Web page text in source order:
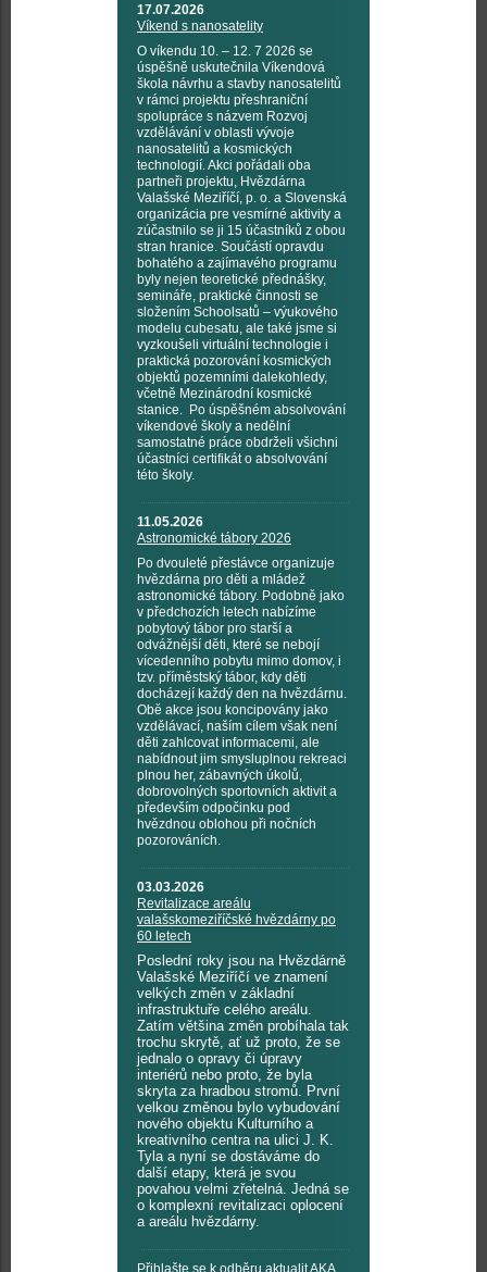
17.07.2026
Víkend s nanosatelity
O víkendu 10. – 12. 7 2026 se
úspěšně uskutečnila Víkendová
škola návrhu a stavby nanosatelitů
v rámci projektu přeshraniční
spolupráce s názvem Rozvoj
vzdělávání v oblasti vývoje
nanosatelitů a kosmických
technologií. Akci pořádali oba
partneři projektu, Hvězdárna
Valašské Meziříčí, p. o. a Slovenská
organizácia pre vesmírné aktivity a
zúčastnilo se ji 15 účastníků z obou
stran hranice. Součástí opravdu
bohatého a zajímavého programu
byly nejen teoretické přednášky,
semináře, praktické činnosti se
složením Schoolsatů – výukového
modelu cubesatu, ale také jsme si
vyzkoušeli virtuální technologie i
praktická pozorování kosmických
objektů pozemními dalekohledy,
včetně Mezinárodní kosmické
stanice. Po úspěšném absolvování
víkendové školy a nedělní
samostatné práce obdrželi všichni
účastníci certifikát o absolvování
této školy.
11.05.2026
Astronomické tábory 2026
Po dvouleté přestávce organizuje
hvězdárna pro děti a mládež
astronomické tábory. Podobně jako
v předchozích letech nabízíme
pobytový tábor pro starší a
odvážnější děti, které se nebojí
vícedenního pobytu mimo domov, i
tzv. příměstský tábor, kdy děti
docházejí každý den na hvězdárnu.
Obě akce jsou koncipovány jako
vzdělávací, naším cílem však není
děti zahlcovat informacemi, ale
nabídnout jim smysluplnou rekreaci
plnou her, zábavných úkolů,
dobrovolných sportovních aktivit a
především odpočinku pod
hvězdnou oblohou při nočních
pozorováních.
03.03.2026
Revitalizace areálu
valašskomeziříčské hvězdárny po
60 letech
Poslední roky jsou na Hvězdárně
Valašské Meziříčí ve znamení
velkých změn v základní
infrastruktuře celého areálu.
Zatím většina změn probíhala tak
trochu skrytě, ať už proto, že se
jednalo o opravy či úpravy
interiérů nebo proto, že byla
skryta za hradbou stromů. První
velkou změnou bylo vybudování
nového objektu Kulturního a
kreativního centra na ulici J. K.
Tyla a nyní se dostáváme do
další etapy, která je svou
povahou velmi zřetelná. Jedná se
o komplexní revitalizaci oplocení
a areálu hvězdárny.
Přihlašte se k odběru aktualit AKA,